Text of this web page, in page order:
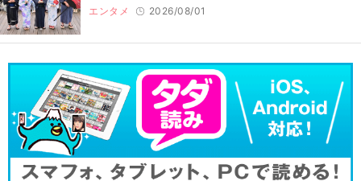
エンタメ 2026/08/01